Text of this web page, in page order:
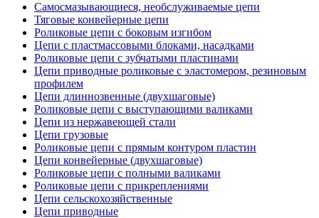
Самосмазывающиеся, необслуживаемые цепи
Тяговые конвейерные цепи
Роликовые цепи с боковым изгибом
Цепи с пластмассовыми блоками, насадками
Роликовые цепи с зубчатыми пластинами
Цепи приводные роликовые с эластомером, резиновым
профилем
Цепи длиннозвенные (двухшаговые)
Роликовые цепи с выступающими валиками
Цепи из нержавеющей стали
Цепи грузовые
Роликовые цепи с прямым контуром пластин
Цепи конвейерные (двухшаговые)
Роликовые цепи с полными валиками
Роликовые цепи с прикреплениями
Цепи сельскохозяйственные
Цепи приводные